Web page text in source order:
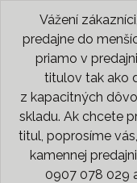
Vážení
predajne do
priamo v
titulov tak ako
z kapacitných
skladu. Ak chcete
titul, poprosíme
kamennej
0907 078 029